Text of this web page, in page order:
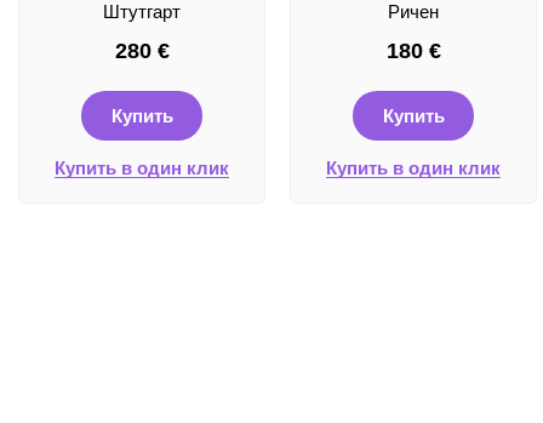
Штутгарт
280 €
Купить
Купить в один клик
Ричен
180 €
Купить
Купить в один клик